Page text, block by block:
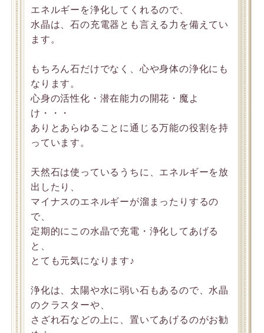
エネルギーを浄化してくれるので、
水晶は、石の充電器とも言える力を備えてい
ます。
もちろん石だけでなく、心や身体の浄化にも
なります。
心身の活性化・潜在能力の開花・魔よ
け・・・
ありとあらゆることに通じる万能の役割を持
っています。
天然石は使っているうちに、エネルギーを放
出したり、
マイナスのエネルギーが溜まったりするの
で、
定期的にこの水晶で充電・浄化してあげる
と、
とても元気になります♪
浄化は、太陽や水に弱い石もあるので、水晶
のクラスターや、
さざれ石などの上に、置いてあげるのがお勧